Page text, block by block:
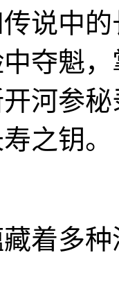
说中
夺魁
河参
之钥。
着多